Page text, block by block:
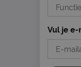
Vul je e-